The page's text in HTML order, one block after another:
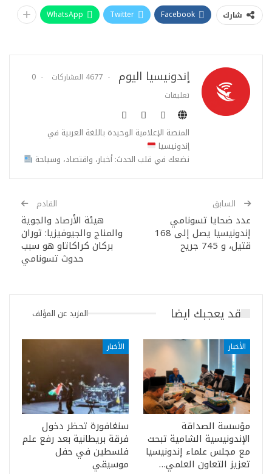
شارك Facebook
Twitter
WhatsApp
إندونيسيا اليوم 4677 المشاركات
0
تعليقات
المنصة الإعلامية الوحيدة باللغة العربية في
إندونيسيا
نضعك في قلب الحدث: أخبار، واقتصاد، وسياحة
السابق
عدد ضحايا تسونامي
إندونيسيا يصل إلى 168
قتيل، و 745 جريح
القادم
هيئة الأرصاد والجوية
والمناج والجيوفيزيا: ثوران
بركان كراكاتاو هو سبب
حدوث تسونامي
قد يعجبك ايضا المزيد عن المؤلف
الأخبار
مؤسسة الصداقة
الإندونيسية الشامية تبحث
مع مجلس علماء إندونيسيا
تعزيز التعاون العلمي…
الأخبار
سنغافورة تحظر دخول
فرقة بريطانية بعد رفع علم
فلسطين في حفل
موسيقي